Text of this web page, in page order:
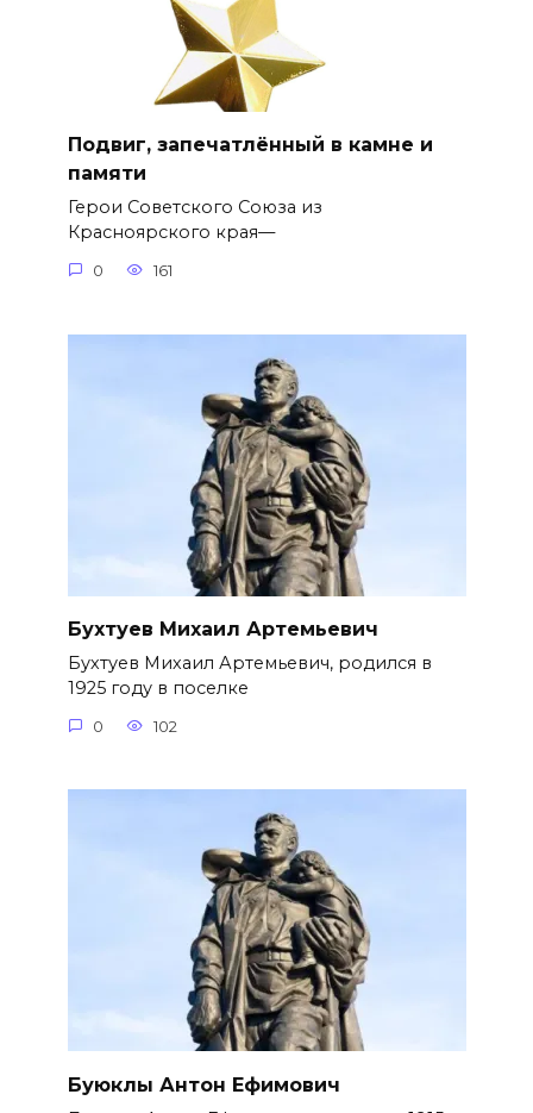
Подвиг, запечатлённый в камне и
памяти
Герои Советского Союза из
Красноярского края—
0 161
Бухтуев Михаил Артемьевич
Бухтуев Михаил Артемьевич, родился в
1925 году в поселке
0 102
Буюклы Антон Ефимович